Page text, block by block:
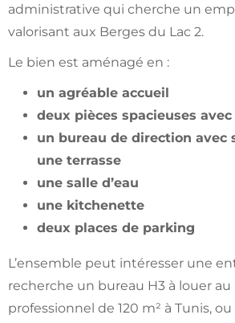
administrative qui cherche un
valorisant aux Berges du Lac 2.
Le bien est aménagé en :
un agréable accueil
deux pièces spacieuses
un bureau de direction avec
une terrasse
une salle d’eau
une kitchenette
deux places de parking
L’ensemble peut intéresser une
recherche un bureau H3 à louer au
professionnel de 120 m² à Tunis,